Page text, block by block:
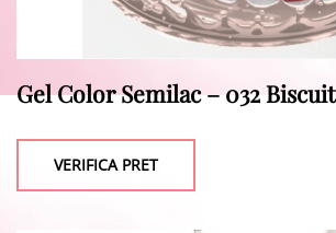
Gel Color Semilac – 032 Biscuit
VERIFICA PRET